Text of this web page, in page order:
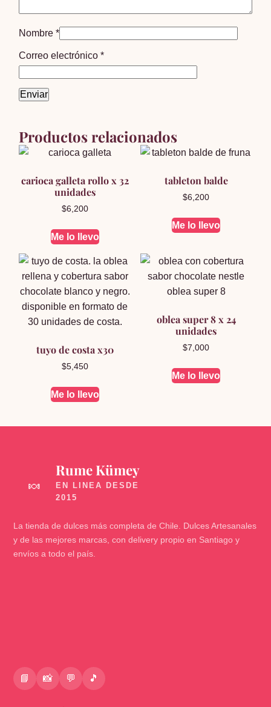
Nombre*
Correo electrónico*
Productos relacionados
carioca galleta rollo x 32
unidades
$6,200
Me lo llevo
tableton balde
$6,200
Me lo llevo
tuyo de costa x30
$5,450
Me lo llevo
oblea super 8 x 24
unidades
$7,000
Me lo llevo
🍬
Rume Kümey
La tienda de dulces más completa de Chile. Dulces Artesanales
y de las mejores marcas, con delivery propio en Santiago y
envíos a todo el país.
📘 📸 💬 🎵